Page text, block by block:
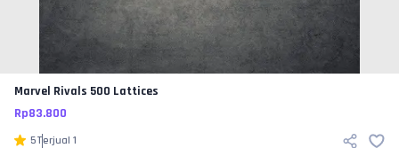
Marvel Rivals 500 Lattices
Rp83.800
5Terjual 1